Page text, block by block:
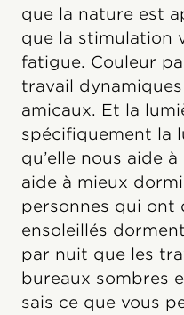
que la nature est
que la stimulation
fatigue. Couleur
travail
amicaux. Et la
spécifiquement la
qu’elle nous aide
aide à mieux
personnes qui ont
ensoleillés
par nuit que les
bureaux sombres
sais ce que vous